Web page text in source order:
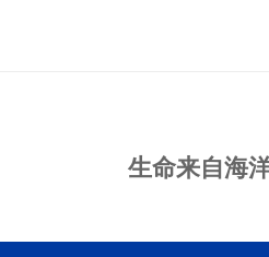
生命来自海